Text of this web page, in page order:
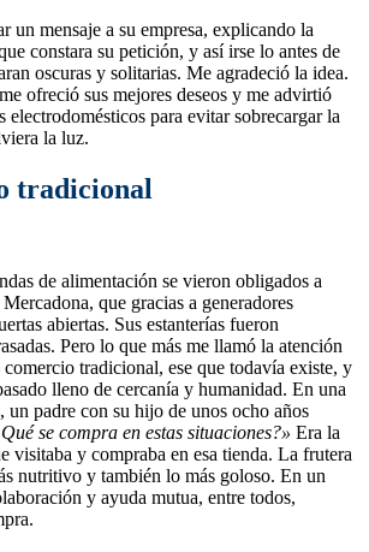
un mensaje a su empresa, explicando la
constara su petición, y así irse lo antes de
oscuras y solitarias. Me agradeció la idea.
ofreció sus mejores deseos y me advirtió
electrodomésticos para evitar sobrecargar la
la luz.
tradicional
de alimentación se vieron obligados a
que gracias a generadores
abiertas. Sus estanterías fueron
Pero lo que más me llamó la atención
tradicional, ese que todavía existe, y
lleno de cercanía y humanidad. En una
un padre con su hijo de unos ocho años
se compra en estas situaciones?» Era la
visitaba y compraba en esa tienda. La frutera
nutritivo y también lo más goloso. En un
y ayuda mutua, entre todos,